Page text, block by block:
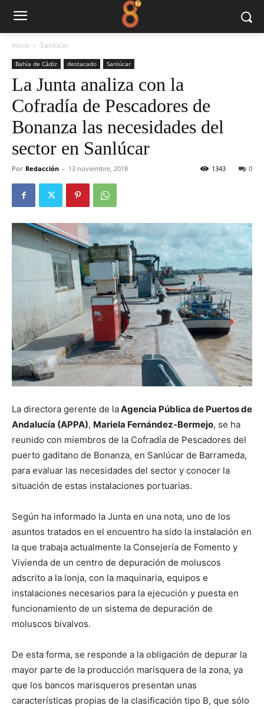
Inicio Sanlúcar
Bahía de Cádiz destacado Sanlúcar
La Junta analiza con la
Cofradía de Pescadores de
Bonanza las necesidades del
sector en Sanlúcar
Por Redacción - 13 noviembre, 2018 0
1343
La directora gerente de laAgencia Pública de Puertos de
Andalucía (APPA), Mariela Fernández-Bermejo, se ha
reunido con miembros de la Cofradía de Pescadores del
puerto gaditano de Bonanza, en Sanlúcar de Barrameda,
para evaluar las necesidades del sector y conocer la
situación de estas instalaciones portuarias.
Según ha informado la Junta en una nota, uno de los
asuntos tratados en el encuentro ha sido la instalación en
la que trabaja actualmente la Consejería de Fomento y
Vivienda de un centro de depuración de moluscos
adscrito a la lonja, con la maquinaria, equipos e
instalaciones necesarios para la ejecución y puesta en
funcionamiento de un sistema de depuración de
moluscos bivalvos.
De esta forma, se responde a la obligación de depurar la
mayor parte de la producción marisquera de la zona, ya
que los bancos marisqueros presentan unas
características propias de la clasificación tipo B, que sólo